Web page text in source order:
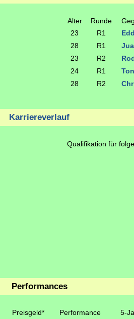
Alter Runde
23 R1
28 R1
23 R2
24 R1
28 R2
Karriereverlauf
Qualifikation für
Performances
Preisgeld* Performance 5-